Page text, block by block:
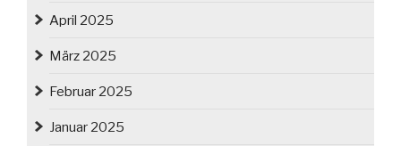
April 2025
März 2025
Februar 2025
Januar 2025